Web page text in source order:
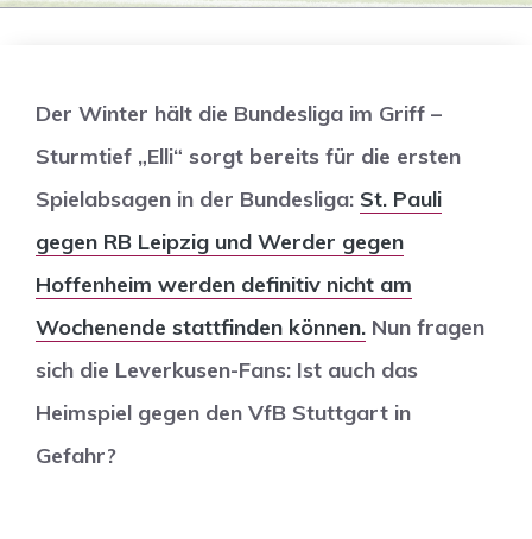
Der Winter hält die Bundesliga im Griff –
Sturmtief „Elli“ sorgt bereits für die ersten
Spielabsagen in der Bundesliga: St. Pauli
gegen RB Leipzig und Werder gegen
Hoffenheim werden definitiv nicht am
Wochenende stattfinden können. Nun fragen
sich die Leverkusen-Fans: Ist auch das
Heimspiel gegen den VfB Stuttgart in
Gefahr?